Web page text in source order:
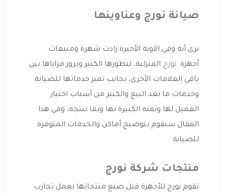
صيانة نورج وعناوينها
نرى أنه وفي الآونة الأخيرة زادت شهرة ومبيعات
أجهزة نورج المنزلية، لتطورها الكبير وبروز مزاياها بين
باقي العلامات الأخرى، بجانب تميز خدماتها للصيانة
وخدمات ما بعد البيع والكثير من أسباب اختيار
العميل لها وثقته الكبيرة بها وبما تنتجه، وفي هذا
المقال سنقوم بتوضيح أماكن والخدمات المتوفرة
للصيانة.
منتجات شركة نورج
تقوم نورج للأجهزة قبل صنع منتجاتها بعمل تجارب